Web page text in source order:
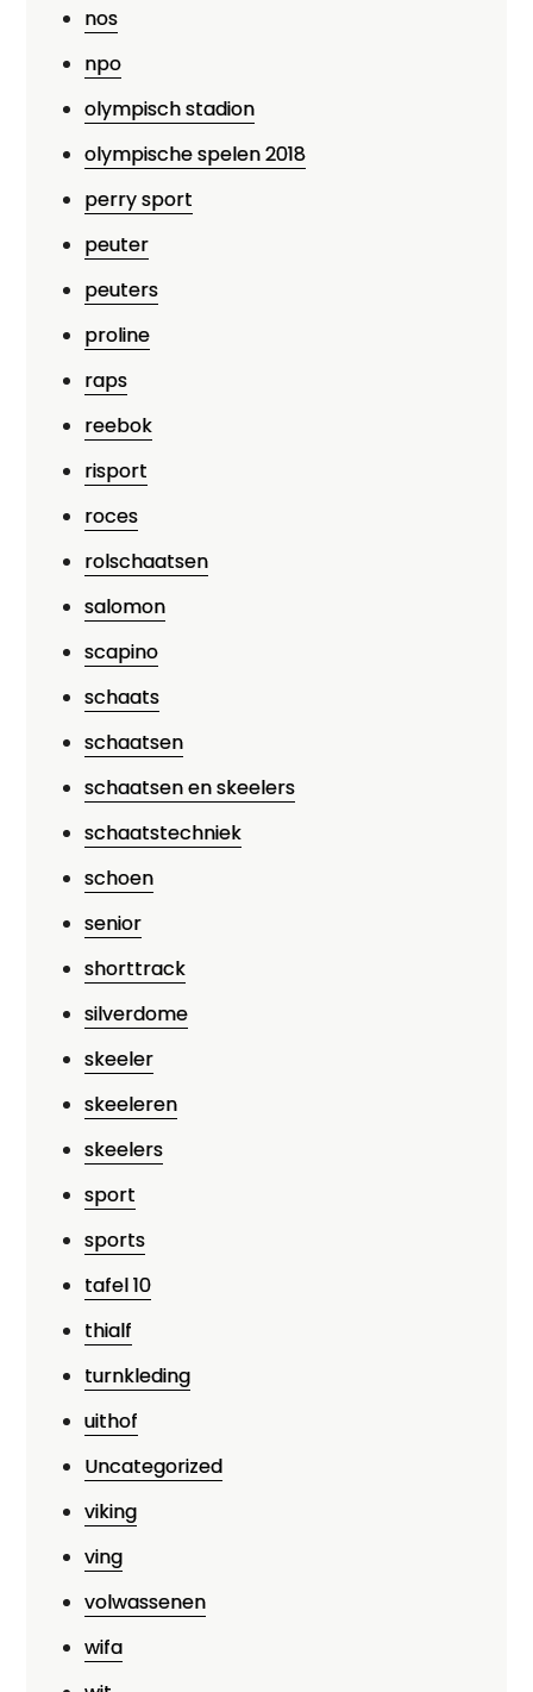
nos
npo
olympisch stadion
olympische spelen 2018
perry sport
peuter
peuters
proline
raps
reebok
risport
roces
rolschaatsen
salomon
scapino
schaats
schaatsen
schaatsen en skeelers
schaatstechniek
schoen
senior
shorttrack
silverdome
skeeler
skeeleren
skeelers
sport
sports
tafel 10
thialf
turnkleding
uithof
Uncategorized
viking
ving
volwassenen
wifa